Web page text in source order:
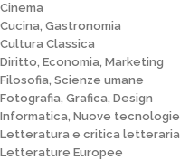
Cinema
Cucina, Gastronomia
Cultura Classica
Diritto, Economia, Marketing
Filosofia, Scienze umane
Fotografia, Grafica, Design
Informatica, Nuove tecnologie
Letteratura e critica letteraria
Letterature Europee